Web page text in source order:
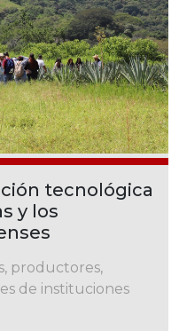
tecnológica
y los
productores,
de instituciones